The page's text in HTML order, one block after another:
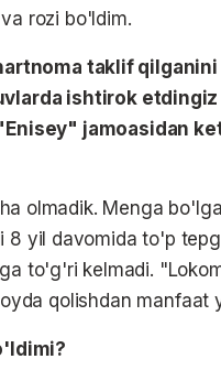
rozi bo'ldim.
taklif
ishtirok etdingiz
Enisey" jamoasidan
olmadik. Menga
8 yil davomida to'p
to'g'ri kelmadi.
qolishdan manfaat